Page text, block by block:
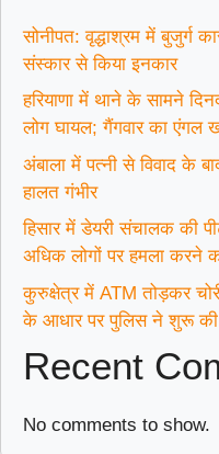
सोनीपत: वृद्धाश्रम में बुजुर्ग
संस्कार से किया इनकार
हरियाणा में थाने के सामने
लोग घायल; गैंगवार का एंगल
अंबाला में पत्नी से विवाद
हालत गंभीर
हिसार में डेयरी संचालक की
अधिक लोगों पर हमला करने
कुरुक्षेत्र में ATM तोड़कर
के आधार पर पुलिस ने शुरू
Recent
No comments to show.